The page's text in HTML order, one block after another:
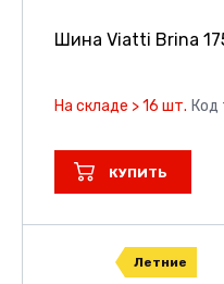
Шина Viatti Brina
На складе > 16 шт. Код
КУПИТЬ
Летние